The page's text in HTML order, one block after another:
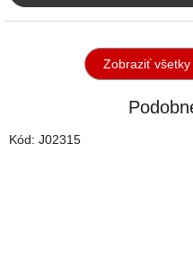
Zobraziť
Kód: J02315